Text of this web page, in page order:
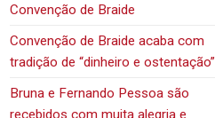
Convenção de Braide
Convenção de Braide acaba com
tradição de “dinheiro e ostentação”
Bruna e Fernando Pessoa são
recebidos com muita alegria e